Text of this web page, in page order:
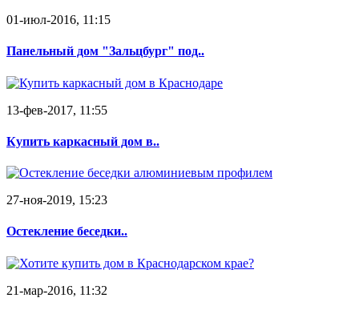
01-июл-2016, 11:15
Панельный дом "Зальцбург" под..
13-фев-2017, 11:55
Купить каркасный дом в..
27-ноя-2019, 15:23
Остекление беседки..
21-мар-2016, 11:32